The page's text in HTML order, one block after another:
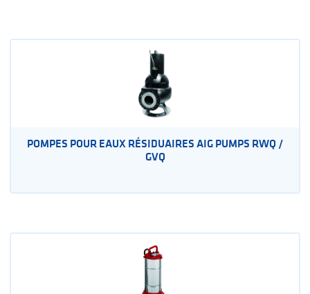
POMPES POUR EAUX RÉSIDUAIRES AIG PUMPS RWQ /
GVQ